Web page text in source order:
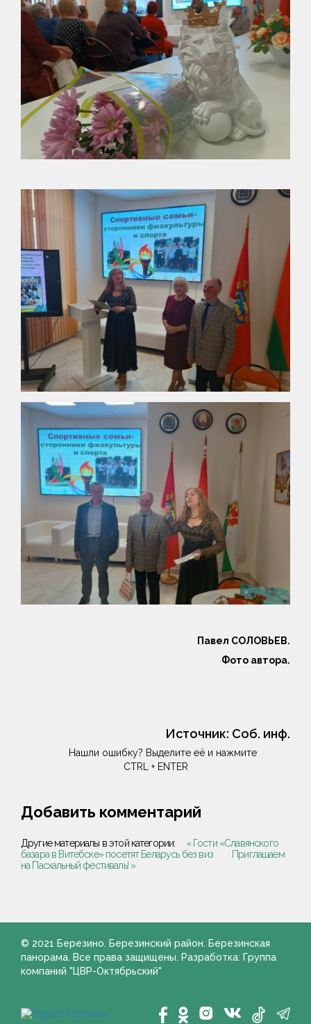
Павел СОЛОВЬЕВ.
Фото автора.
Источник: Соб. инф.
Нашли ошибку? Выделите её и нажмите
CTRL + ENTER
Добавить комментарий
Другие материалы в этой категории:
« Гости «Славянского
базара в Витебске» посетят Беларусь без виз
Приглашаем
на Пасхальный фестиваль! »
© 2021 Березино. Березинский район. Березинская
панорама. Все права защищены. Разработка: Группа
компаний "ЦВР-Октябрьский"